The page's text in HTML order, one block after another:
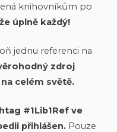
knihovníkům po
úplně každý!
jednu referenci na
zdroj
celém světě.
#1Lib1Ref ve
přihlášen. Pouze